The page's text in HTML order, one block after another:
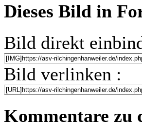
Dieses Bild in
Bild direkt
Bild verlinken :
Kommentare zu